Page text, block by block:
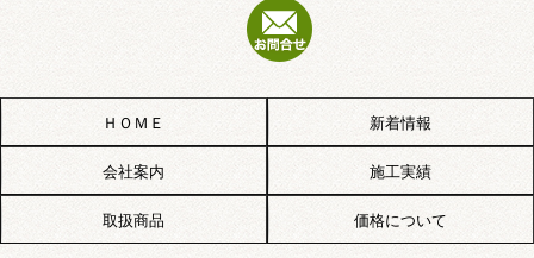
ＨＯＭＥ 新着情報
会社案内 施工実績
取扱商品 価格について